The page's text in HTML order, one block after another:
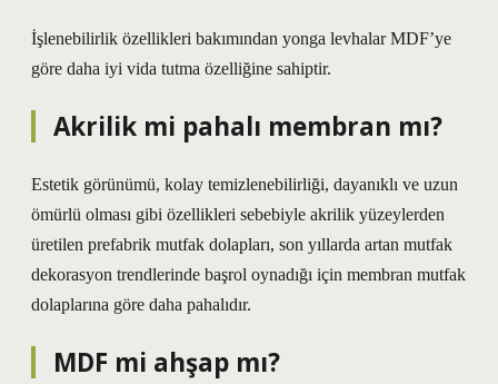
İşlenebilirlik özellikleri bakımından yonga levhalar MDF’ye
göre daha iyi vida tutma özelliğine sahiptir.
Akrilik mi pahalı membran mı?
Estetik görünümü, kolay temizlenebilirliği, dayanıklı ve uzun
ömürlü olması gibi özellikleri sebebiyle akrilik yüzeylerden
üretilen prefabrik mutfak dolapları, son yıllarda artan mutfak
dekorasyon trendlerinde başrol oynadığı için membran mutfak
dolaplarına göre daha pahalıdır.
MDF mi ahşap mı?